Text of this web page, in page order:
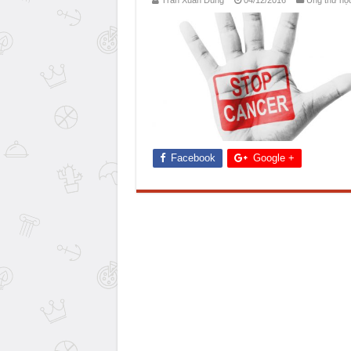
Facebook Google +